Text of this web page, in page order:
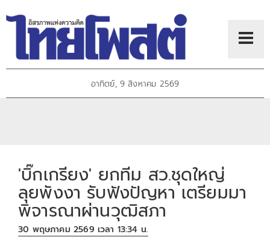
อาทิตย์, 9 สิงหาคม 2569
'บิ๊กเกรียง' ยกทีม สว.ชุดใหญ่
ลุยพังงา รับฟังปัญหา เตรียมมา
พิจารณาผ่านวุฒิสภา
30 พฤษภาคม 2569 เวลา 13:34 น.